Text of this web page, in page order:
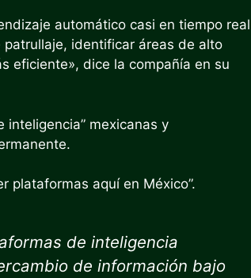
automático casi en tiempo real
identificar áreas de alto
eficiente», dice la compañía en su
inteligencia” mexicanas y
plataformas aquí en México”.
de inteligencia
de información bajo